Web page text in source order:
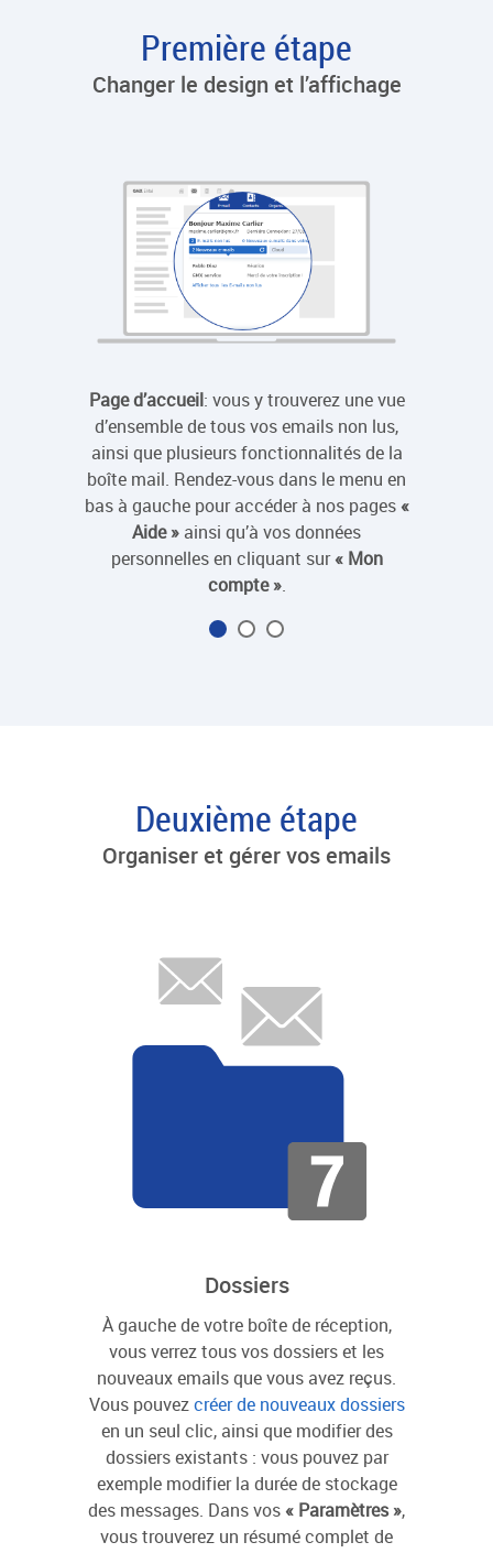
Première étape
Changer le design et l’affichage
Page d’accueil: vous y trouverez une vue
d’ensemble de tous vos emails non lus,
ainsi que plusieurs fonctionnalités de la
boîte mail. Rendez-vous dans le menu en
bas à gauche pour accéder à nos pages«
Aide » ainsi qu’à vos données
personnelles en cliquant sur« Mon
compte ».
Deuxième étape
Organiser et gérer vos emails
Dossiers
À gauche de votre boîte de réception,
vous verrez tous vos dossiers et les
nouveaux emails que vous avez reçus.
Vous pouvezcréer de nouveaux dossiers
en un seul clic, ainsi que modifier des
dossiers existants : vous pouvez par
exemple modifier la durée de stockage
des messages. Dans vos« Paramètres »,
vous trouverez un résumé complet de